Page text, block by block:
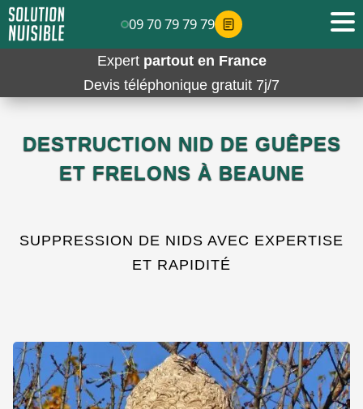
Expert partout en France
Devis téléphonique gratuit 7j/7
DESTRUCTION NID DE GUÊPES
ET FRELONS À BEAUNE
SUPPRESSION DE NIDS AVEC EXPERTISE
ET RAPIDITÉ
09 70 79 79 79